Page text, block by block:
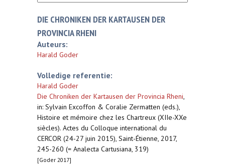
DIE CHRONIKEN DER KARTAUSEN DER
PROVINCIA RHENI
Auteurs:
Harald Goder
Volledige referentie:
Harald Goder
Die Chroniken der Kartausen der Provincia Rheni,
in: Sylvain Excoffon & Coralie Zermatten (eds.),
Histoire et mémoire chez les Chartreux (XIIe-XXe
siècles). Actes du Colloque international du
CERCOR (24-27 juin 2015), Saint-Étienne, 2017,
245-260 (= Analecta Cartusiana, 319)
[Goder 2017]